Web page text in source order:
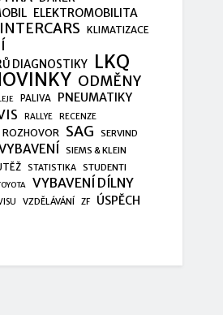
ELEKTROMOBILITA
INTERCARS KLIMATIZACE
DIAGNOSTIKY LKQ
ODMĚNY
PALIVA PNEUMATIKY
RALLYE RECENZE
ROZHOVOR SAG SERVIND
SIEMS & KLEIN
STATISTIKA STUDENTI
VYBAVENÍ DÍLNY
VZDĚLÁVÁNÍ ZF ÚSPĚCH